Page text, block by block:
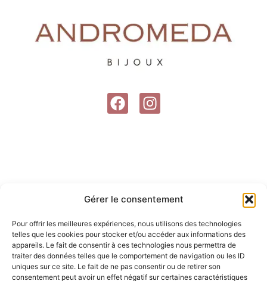
Gérer le consentement
Pour offrir les meilleures expériences, nous utilisons des technologies
telles que les cookies pour stocker et/ou accéder aux informations des
appareils. Le fait de consentir à ces technologies nous permettra de
traiter des données telles que le comportement de navigation ou les ID
uniques sur ce site. Le fait de ne pas consentir ou de retirer son
consentement peut avoir un effet négatif sur certaines caractéristiques
F
a
k
I
n
a
m